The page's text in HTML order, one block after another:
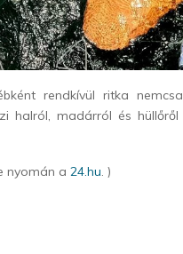
rendkívül ritka
halról, madárról és
nyomán a24.hu. )